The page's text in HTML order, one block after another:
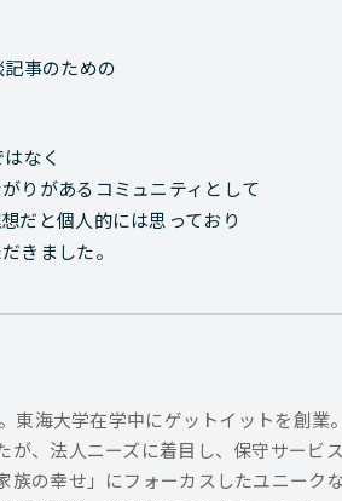
事のための
なく
りがあるコミュニティとして
だと個人的には思っており
きました。
東海大学在学中にゲットイットを創業
が、法人ニーズに着目し、保守サービ
族の幸せ」にフォーカスしたユニーク